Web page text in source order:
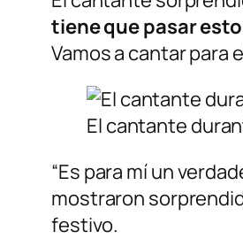
tiene que pasar
Vamos a cantar para
El cantante
“Es para mí un
mostraron
festivo.